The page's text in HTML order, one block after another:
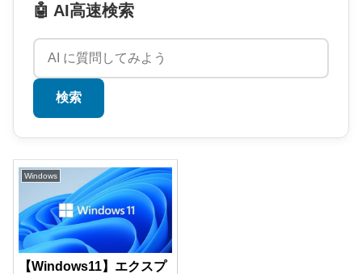
🤖 AI高速検索
検索
Windows
【Windows11】エクスプ